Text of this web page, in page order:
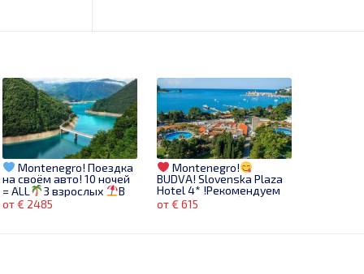
Montenegro! Поездка
на своём авто! 10 ночей
= ALL
3 взрослых
В
августе!
от € 2485
Montenegro!
BUDVA! Slovenska Plaza
Hotel 4* !Рекомендуем
для молодежи
от € 615